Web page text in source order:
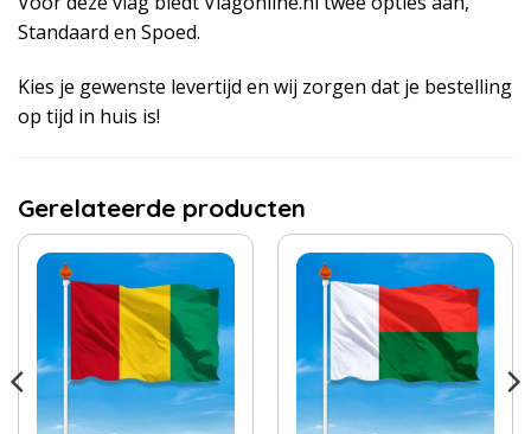
Standaard en Spoed.
Kies je gewenste levertijd en wij zorgen dat je bestelling
op tijd in huis is!
Gerelateerde producten